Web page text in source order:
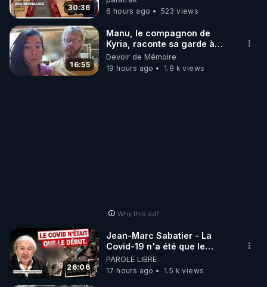
http://rgnr.li/stages
_________
LES CODES PROMO DES PARTENAIRES
▶ 10 % de réduction sur les extracteurs de la
marque SANA :
Rendez-vous sur http://rgnr.li/lechoubrave
code : REGENERE10
30:36
6 hours ago
523 views
16:55
Manu, le compagnon de
Kyria, raconte sa garde à
vue musclée. PARTAGEZ!
Devoir de Mémoire
19 hours ago
1.9 k views
Why this ad?
26:06
Jean-Marc Sabatier - La
Covid-19 n'a été que le
début - L'ARNm & l'ARNm-aa
jusqu où auront-t-il ?
PAROLE LIBRE
17 hours ago
1.5 k views